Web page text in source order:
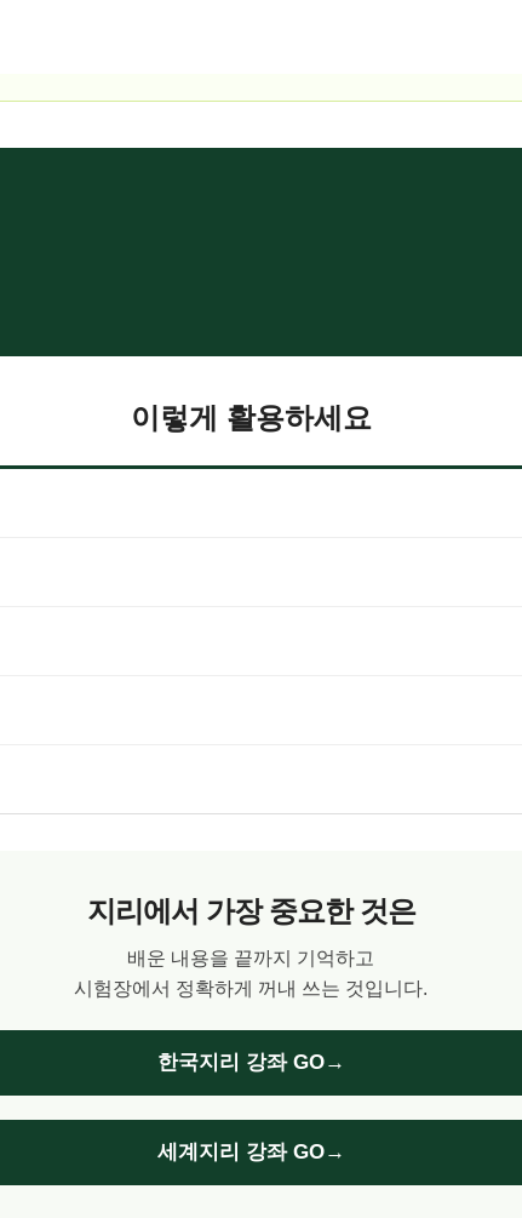
이렇게 활용하세요
지리에서 가장 중요한 것은
배운 내용을 끝까지 기억하고
시험장에서 정확하게 꺼내 쓰는 것입니다.
한국지리 강좌 GO→
세계지리 강좌 GO→